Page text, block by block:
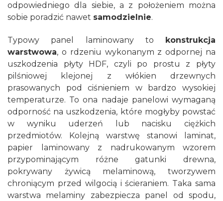
odpowiedniego dla siebie, a z położeniem można
sobie poradzić nawet samodzielnie.
Typowy panel laminowany to
konstrukcja
warstwowa, o rdzeniu wykonanym z odpornej na
uszkodzenia płyty HDF, czyli po prostu z płyty
pilśniowej klejonej z włókien drzewnych
prasowanych pod ciśnieniem w bardzo wysokiej
temperaturze. To ona nadaje panelowi wymaganą
odporność na uszkodzenia, które mogłyby powstać
w wyniku uderzeń lub nacisku ciężkich
przedmiotów. Kolejną warstwę stanowi laminat,
papier laminowany z nadrukowanym wzorem
przypominającym różne gatunki drewna,
pokrywany żywicą melaminową, tworzywem
chroniącym przed wilgocią i ścieraniem. Taka sama
warstwa melaminy zabezpiecza panel od spodu,